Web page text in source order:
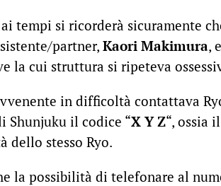
ai tempi si ricorderà sicuramente
partner, Kaori Makimura,
la cui struttura si ripeteva
in difficoltà contattava
Shunjuku il codice “X Y Z“, ossia
dello stesso Ryo.
la possibilità di telefonare al